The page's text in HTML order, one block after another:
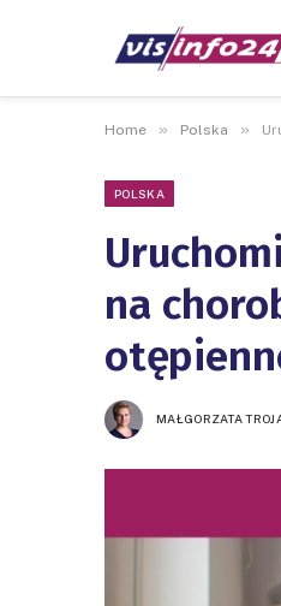
Home » Polska »
POLSKA
na
MAŁGORZATA